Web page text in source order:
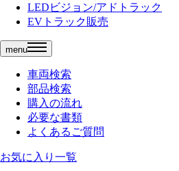
LEDビジョン/アドトラック
EVトラック販売
menu
車両検索
部品検索
購入の流れ
必要な書類
よくあるご質問
お気に入り一覧